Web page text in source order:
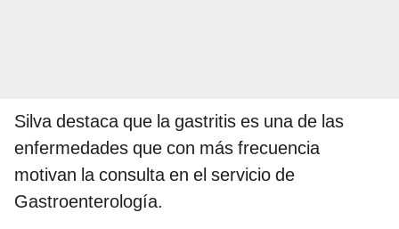
Silva destaca que la gastritis es una de las
enfermedades que con más frecuencia
motivan la consulta en el servicio de
Gastroenterología.